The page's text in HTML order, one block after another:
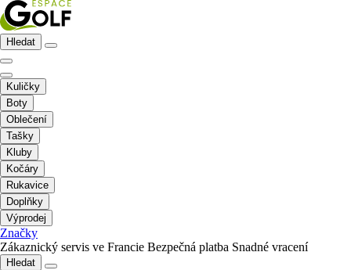
Hledat
Kuličky
Boty
Oblečení
Tašky
Kluby
Kočáry
Rukavice
Doplňky
Výprodej
Značky
Zákaznický servis ve Francie Bezpečná platba Snadné vracení
Hledat